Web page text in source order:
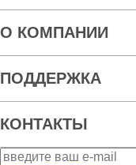
О КОМПАНИИ
ПОДДЕРЖКА
КОНТАКТЫ